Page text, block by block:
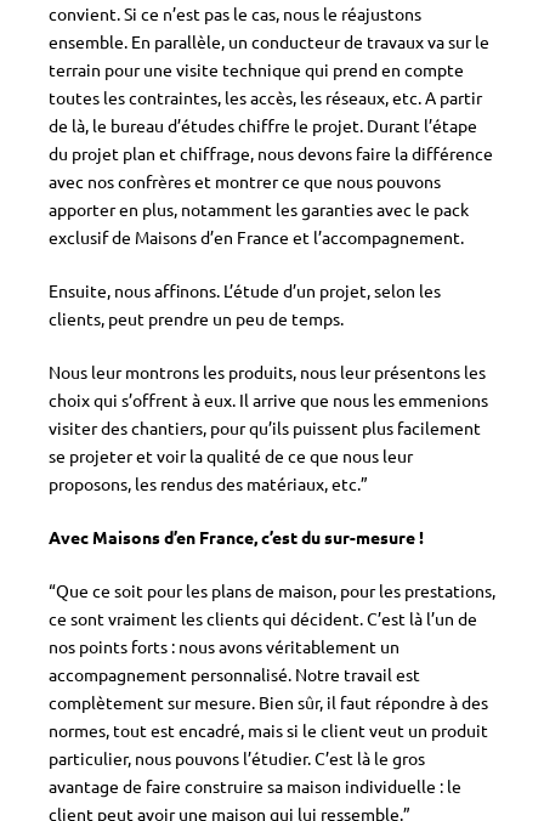
convient. Si ce n’est pas le cas, nous le réajustons
ensemble. En parallèle, un conducteur de travaux va sur le
terrain pour une visite technique qui prend en compte
toutes les contraintes, les accès, les réseaux, etc. A partir
de là, le bureau d’études chiffre le projet. Durant l’étape
du projet plan et chiffrage, nous devons faire la différence
avec nos confrères et montrer ce que nous pouvons
apporter en plus, notamment les garanties avec le pack
exclusif de Maisons d’en France et l’accompagnement.
Ensuite, nous affinons. L’étude d’un projet, selon les
clients, peut prendre un peu de temps.
Nous leur montrons les produits, nous leur présentons les
choix qui s’offrent à eux. Il arrive que nous les emmenions
visiter des chantiers, pour qu’ils puissent plus facilement
se projeter et voir la qualité de ce que nous leur
proposons, les rendus des matériaux, etc.”
Avec Maisons d’en France, c’est du sur-mesure !
“Que ce soit pour les plans de maison, pour les prestations,
ce sont vraiment les clients qui décident. C’est là l’un de
nos points forts : nous avons véritablement un
accompagnement personnalisé. Notre travail est
complètement sur mesure. Bien sûr, il faut répondre à des
normes, tout est encadré, mais si le client veut un produit
particulier, nous pouvons l’étudier. C’est là le gros
avantage de faire construire sa maison individuelle : le
client peut avoir une maison qui lui ressemble.”